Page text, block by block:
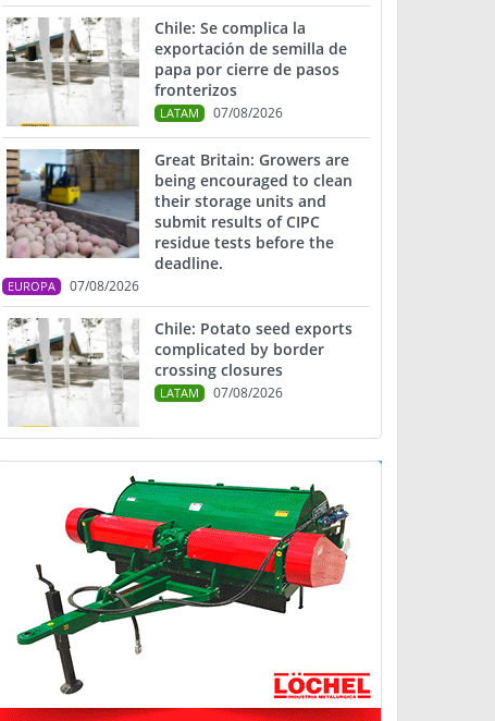
Chile: Se complica la
exportación de semilla de
papa por cierre de pasos
fronterizos
LATAM 07/08/2026
Great Britain: Growers are
being encouraged to clean
their storage units and
submit results of CIPC
residue tests before the
deadline.
EUROPA 07/08/2026
Chile: Potato seed exports
complicated by border
crossing closures
LATAM 07/08/2026